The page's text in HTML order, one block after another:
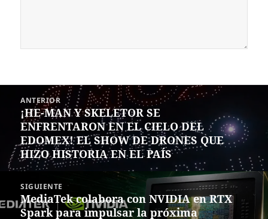
Navegación
entradas
ANTERIOR
Entrada
anterior:
¡HE-MAN Y SKELETOR SE
ENFRENTARON EN EL CIELO DEL
EDOMEX! EL SHOW DE DRONES QUE
HIZO HISTORIA EN EL PAÍS
SIGUIENTE
Siguiente
entrada:
MediaTek colabora con NVIDIA en RTX
Spark para impulsar la próxima